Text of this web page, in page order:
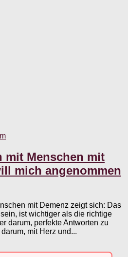
mit Menschen mit
mich angenommen
mit Demenz zeigt sich: Das
ist wichtiger als die richtige
darum, perfekte Antworten zu
mit Herz und...